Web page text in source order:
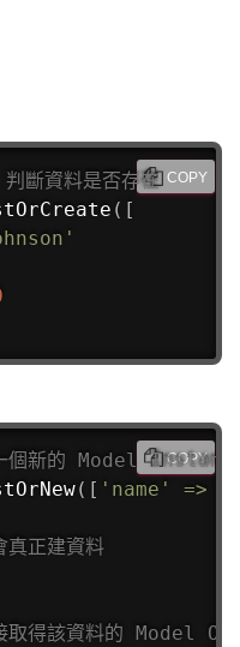
資料是否存在
( [
COPY
個新的 Model
( [ 'name' =>
正建資料
取得該資料的 Model
COPY